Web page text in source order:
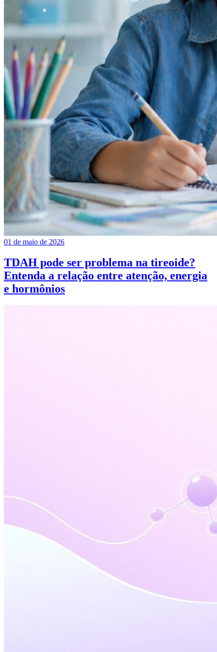
01 de maio de 2026
TDAH pode ser problema na tireoide?
Entenda a relação entre atenção, energia
e hormônios